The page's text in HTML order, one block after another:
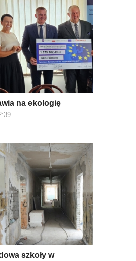
na ekologię
szkoły w